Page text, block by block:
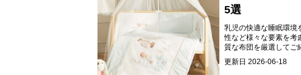
5選
乳児の快適な睡眠環境
性など様々な要素を考
質な布団を厳選してご
にしてください。
更新日 2026-06-18